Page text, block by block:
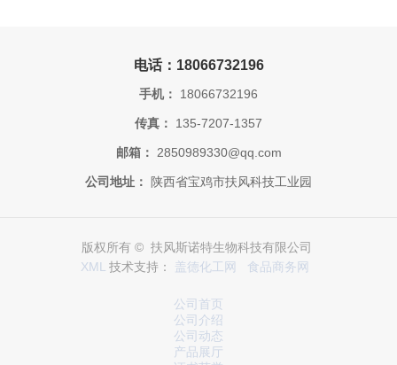
电话：18066732196
手机： 18066732196
传真： 135-7207-1357
邮箱： 2850989330@qq.com
公司地址： 陕西省宝鸡市扶风科技工业园
版权所有 © 扶风斯诺特生物科技有限公司
XML 技术支持： 盖德化工网 食品商务网
公司首页
公司介绍
公司动态
产品展厅